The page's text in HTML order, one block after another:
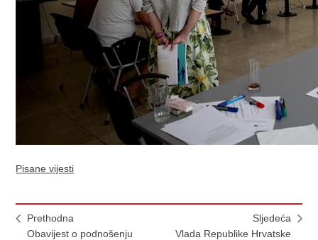
Pisane vijesti
Prethodna
Obavijest o podnošenju
Sljedeća
Vlada Republike Hrvatske